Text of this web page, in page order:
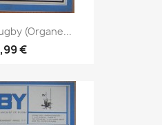
(Organe...
€